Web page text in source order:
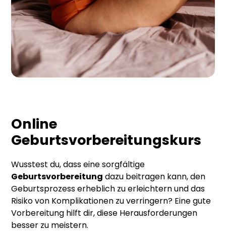
Online
Geburtsvorbereitungskurs
Wusstest du, dass eine sorgfältige
Geburtsvorbereitung dazu beitragen kann, den
Geburtsprozess erheblich zu erleichtern und das
Risiko von Komplikationen zu verringern? Eine gute
Vorbereitung hilft dir, diese Herausforderungen
besser zu meistern.